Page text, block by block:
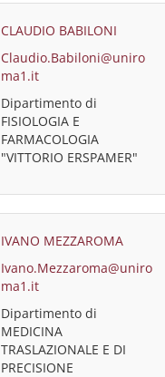
CLAUDIO BABILONI
Claudio.Babiloni@uniro
ma1.it
Dipartimento di
FISIOLOGIA E
FARMACOLOGIA
"VITTORIO ERSPAMER"
IVANO MEZZAROMA
Ivano.Mezzaroma@uniro
ma1.it
Dipartimento di
MEDICINA
TRASLAZIONALE E DI
PRECISIONE